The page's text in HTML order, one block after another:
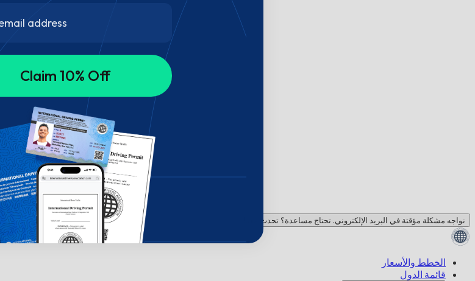
نواجه مشكلة مؤقتة في البريد الإلكتروني. تحتاج مساعدة؟ تحدث معنا!
الخطط والأسعار
قائمة الدول
Claim 10% Off